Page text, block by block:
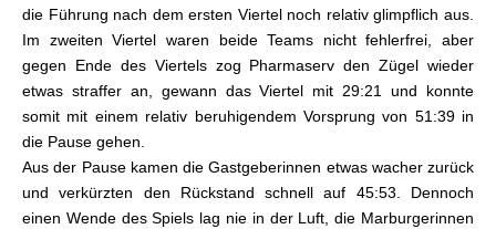
die Führung nach dem ersten Viertel noch relativ glimpflich aus.
Im zweiten Viertel waren beide Teams nicht fehlerfrei, aber
gegen Ende des Viertels zog Pharmaserv den Zügel wieder
etwas straffer an, gewann das Viertel mit 29:21 und konnte
somit mit einem relativ beruhigendem Vorsprung von 51:39 in
die Pause gehen.
Aus der Pause kamen die Gastgeberinnen etwas wacher zurück
und verkürzten den Rückstand schnell auf 45:53. Dennoch
einen Wende des Spiels lag nie in der Luft, die Marburgerinnen